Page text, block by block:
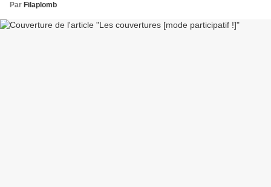
Par Filaplomb